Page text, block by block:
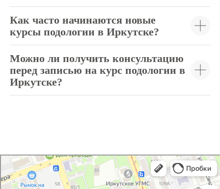
Как часто начинаются новые
курсы подологии в Иркутске?
Можно ли получить консультацию
перед записью на курс подологии в
Иркутске?
PodoForm
Подология в Иркутске